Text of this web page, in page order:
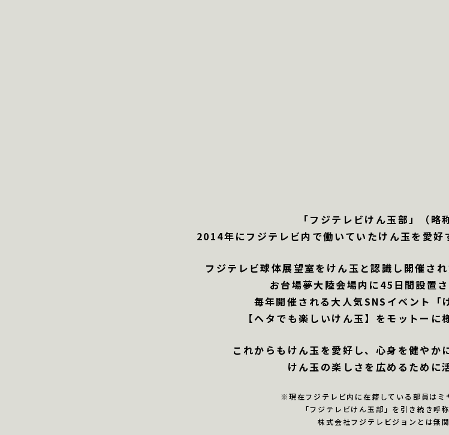
「フジテレビけん玉部」（略
2014年にフジテレビ内で働いていたけん玉を愛好
フジテレビ球体展望室をけん玉と認識し 開催さ
お台場夢大陸会場内に45日間設置
毎年開催される大人気SNSイベント
【ヘタでも楽しいけん玉】をモットーに
これからもけん玉を愛好し、 心身を健やか
けん玉の楽しさを広めるために
※現在フジテレビ内に在籍している部員は ミ
「フジテレビけん玉部」を 引き続き呼
株式会社フジテレビジョンとは無